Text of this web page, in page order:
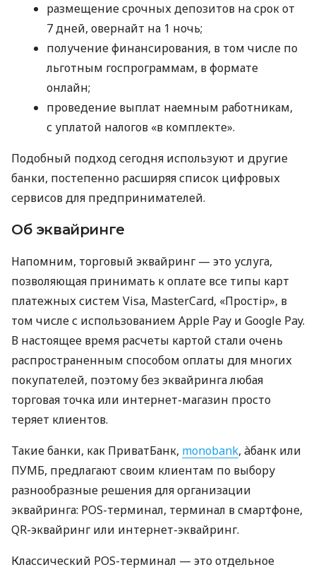
размещение срочных депозитов на срок от
7 дней, овернайт на 1 ночь;
получение финансирования, в том числе по
льготным госпрограммам, в формате
онлайн;
проведение выплат наемным работникам,
с уплатой налогов «в комплекте».
Подобный подход сегодня используют и другие
банки, постепенно расширяя список цифровых
сервисов для предпринимателей.
Об эквайринге
Напомним, торговый эквайринг — это услуга,
позволяющая принимать к оплате все типы карт
платежных систем Visa, MasterCard, «Простір», в
том числе с использованием Apple Pay и Google Pay.
В настоящее время расчеты картой стали очень
распространенным способом оплаты для многих
покупателей, поэтому без эквайринга любая
торговая точка или интернет-магазин просто
теряет клиентов.
Такие банки, как ПриватБанк, monobank, àбанк или
ПУМБ, предлагают своим клиентам по выбору
разнообразные решения для организации
эквайринга: POS-терминал, терминал в смартфоне,
QR-эквайринг или интернет-эквайринг.
Классический POS-терминал — это отдельное